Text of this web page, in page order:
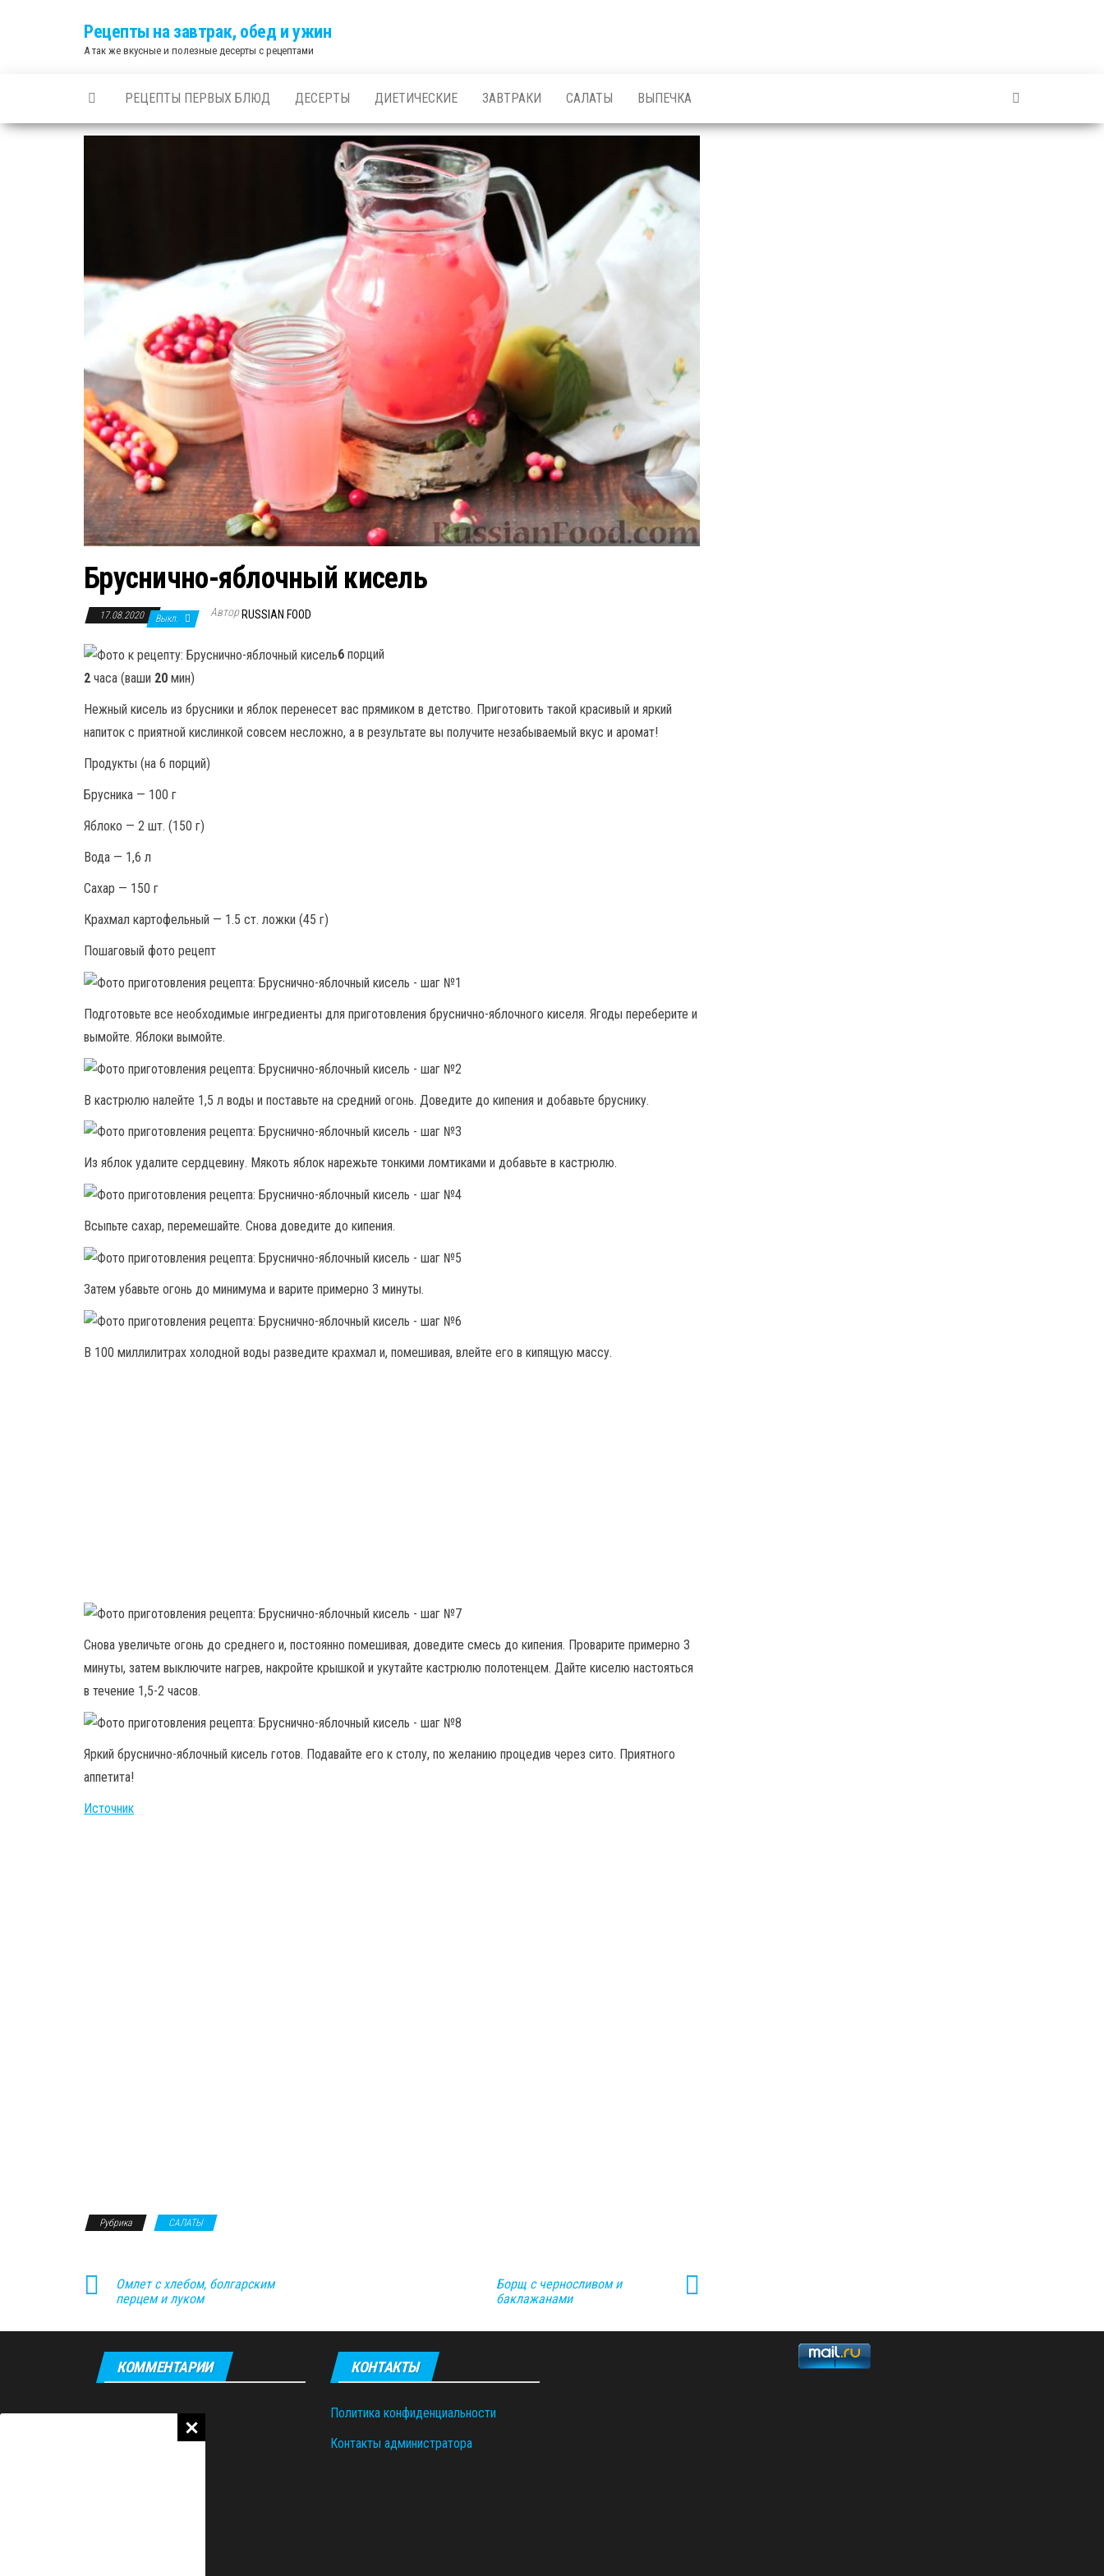
Рецепты на завтрак, обед и ужин
А так же вкусные и полезные десерты с рецептами
РЕЦЕПТЫ ПЕРВЫХ БЛЮД ДЕСЕРТЫ ДИЕТИЧЕСКИЕ ЗАВТРАКИ САЛАТЫ ВЫПЕЧКА
Бруснично-яблочный кисель
17.08.2020 Выкл. Автор RUSSIAN FOOD
6 порций
2 часа (ваши 20 мин)
Нежный кисель из брусники и яблок перенесет вас прямиком в детство. Приготовить такой красивый и яркий
напиток с приятной кислинкой совсем несложно, а в результате вы получите незабываемый вкус и аромат!
Продукты (на 6 порций)
Брусника — 100 г
Яблоко — 2 шт. (150 г)
Вода — 1,6 л
Сахар — 150 г
Крахмал картофельный — 1.5 ст. ложки (45 г)
Пошаговый фото рецепт
Подготовьте все необходимые ингредиенты для приготовления бруснично-яблочного киселя. Ягоды переберите и
вымойте. Яблоки вымойте.
В кастрюлю налейте 1,5 л воды и поставьте на средний огонь. Доведите до кипения и добавьте бруснику.
Из яблок удалите сердцевину. Мякоть яблок нарежьте тонкими ломтиками и добавьте в кастрюлю.
Всыпьте сахар, перемешайте. Снова доведите до кипения.
Затем убавьте огонь до минимума и варите примерно 3 минуты.
В 100 миллилитрах холодной воды разведите крахмал и, помешивая, влейте его в кипящую массу.
Снова увеличьте огонь до среднего и, постоянно помешивая, доведите смесь до кипения. Проварите примерно 3
минуты, затем выключите нагрев, накройте крышкой и укутайте кастрюлю полотенцем. Дайте киселю настояться
в течение 1,5-2 часов.
Яркий бруснично-яблочный кисель готов. Подавайте его к столу, по желанию процедив через сито. Приятного
аппетита!
Источник
Рубрика САЛАТЫ
Омлет с хлебом, болгарским
перцем и луком
Борщ с черносливом и
баклажанами
КОММЕНТАРИИ КОНТАКТЫ
Политика конфиденциальности
Контакты администратора